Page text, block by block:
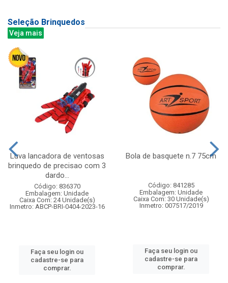
Seleção Brinquedos
Veja mais
Luva lancadora de ventosas
brinquedo de precisao com 3
dardo...
Código: 836370
Embalagem: Unidade
Caixa Com: 24 Unidade(s)
Inmetro: ABCP-BRI-0404-2023-16
Faça seu login ou
cadastre-se para
comprar.
Bola de basquete n.7 75cm
Código: 841285
Embalagem: Unidade
Caixa Com: 30 Unidade(s)
Inmetro: 007517/2019
Faça seu login ou
cadastre-se para
comprar.